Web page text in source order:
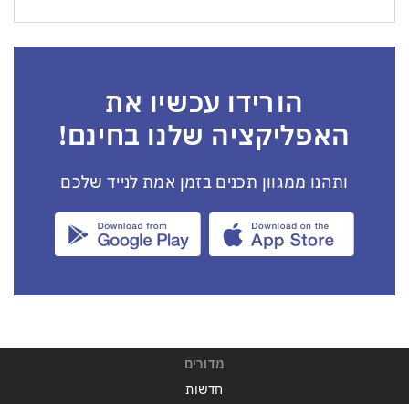
הורידו עכשיו את
האפליקציה שלנו בחינם!
ותהנו ממגוון תכנים בזמן אמת לנייד שלכם
מדורים
חדשות